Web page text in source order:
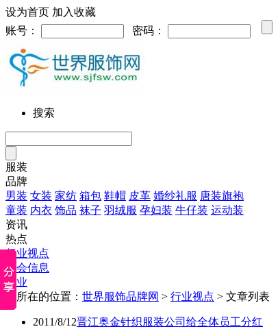
设为首页 加入收藏
账号：
密码：
搜索
服装
品牌
男装 女装 家纺 箱包 鞋帽 皮革 婚纱礼服 唐装旗袍
童装 内衣 饰品 袜子 羽绒服 孕妇装 牛仔装 运动装
资讯
热点
行业视点
展会信息
企业
您所在的位置： 世界服饰品牌网 > 行业视点 > 文章列表
2011/8/12晋江奥金针织服装公司给全体员工分红